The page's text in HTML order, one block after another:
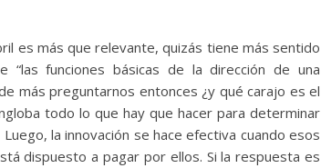
es más que relevante, quizás tiene más sentido
funciones básicas de la dirección de una
más preguntarnos entonces ¿y qué carajo es el
todo lo que hay que hacer para determinar
la innovación se hace efectiva cuando esos
dispuesto a pagar por ellos. Si la respuesta es